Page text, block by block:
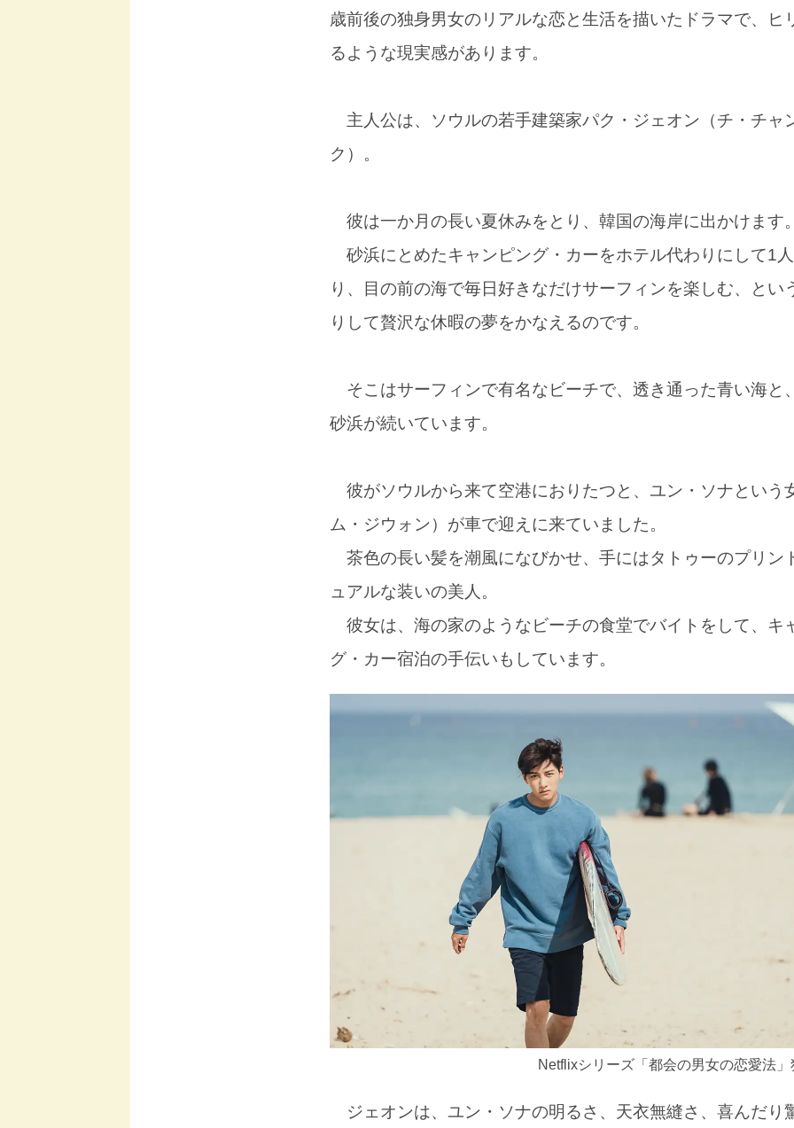
歳前後の独身男女のリアルな恋と生活を描いたドラマで、ヒ
るような現実感があります。
主人公は、ソウルの若手建築家パク・ジェオン（チ・チャ
ク）。
彼は一か月の長い夏休みをとり、韓国の海岸に出かけます
砂浜にとめたキャンピング・カーをホテル代わりにして1
り、目の前の海で毎日好きなだけサーフィンを楽しむ、とい
りして贅沢な休暇の夢をかなえるのです。
そこはサーフィンで有名なビーチで、透き通った青い海と
砂浜が続いています。
彼がソウルから来て空港におりたつと、ユン・ソナという
ム・ジウォン）が車で迎えに来ていました。
茶色の長い髪を潮風になびかせ、手にはタトゥーのプリン
ュアルな装いの美人。
彼女は、海の家のようなビーチの食堂でバイトをして、キ
グ・カー宿泊の手伝いもしています。
Netflixシリーズ「都会の男女の恋愛法
ジェオンは、ユン・ソナの明るさ、天衣無縫さ、喜んだり